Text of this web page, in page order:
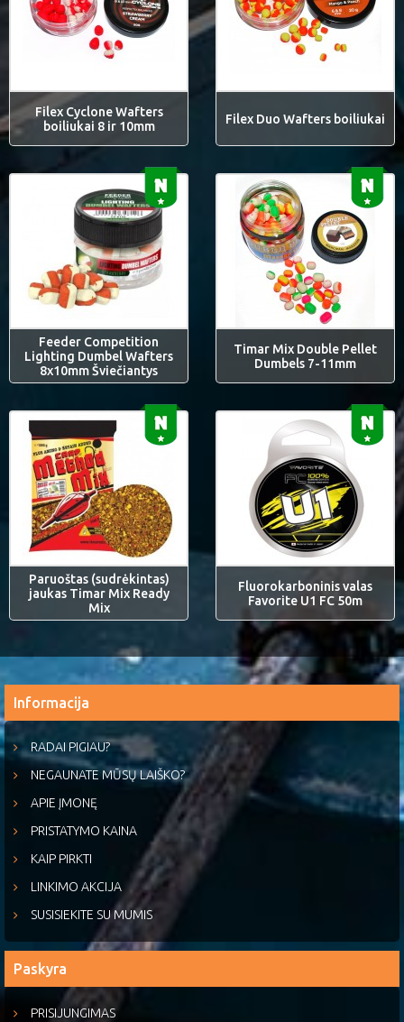
Filex Cyclone Wafters
boiliukai 8 ir 10mm
Filex Duo Wafters boiliukai
Feeder Competition
Lighting Dumbel Wafters
8x10mm Šviečiantys
Timar Mix Double Pellet
Dumbels 7-11mm
Paruoštas (sudrėkintas)
jaukas Timar Mix Ready
Mix
Fluorokarboninis valas
Favorite U1 FC 50m
Informacija
RADAI PIGIAU?
NEGAUNATE MŪSŲ LAIŠKO?
APIE ĮMONĘ
PRISTATYMO KAINA
KAIP PIRKTI
LINKIMO AKCIJA
SUSISIEKITE SU MUMIS
Paskyra
PRISIJUNGIMAS